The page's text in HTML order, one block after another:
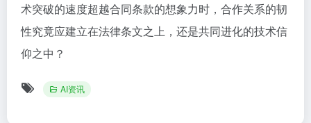
术突破的速度超越合同条款的想象力时，合作关系的韧
性究竟应建立在法律条文之上，还是共同进化的技术信
仰之中？
AI资讯